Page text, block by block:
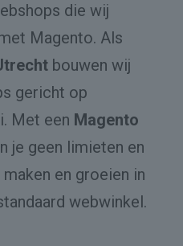
die wij
Magento. Als
bouwen wij
gericht op
Met een Magento
je geen limieten en
en groeien in
webwinkel.